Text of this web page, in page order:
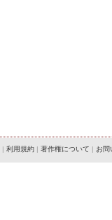
| 利用規約 | 著作権について | お問